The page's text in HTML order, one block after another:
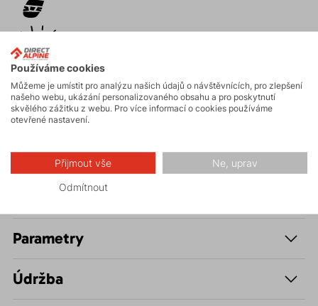
Vysokohorská
Hiking
Parametry
Údržba
Používáme cookies
Můžeme je umístit pro analýzu našich údajů o návštěvnících, pro zlepšení
našeho webu, ukázání personalizovaného obsahu a pro poskytnutí
skvělého zážitku z webu. Pro více informací o cookies používáme
otevřené nastavení.
Přijmout vše Ne, uprav
Odmítnout